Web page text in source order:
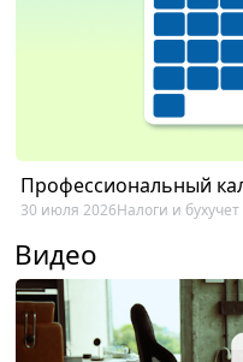
Профессиональный
30 июля 2026Налоги и бухучет
Видео